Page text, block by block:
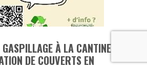
À LA CANTINE :
DE COUVERTS EN